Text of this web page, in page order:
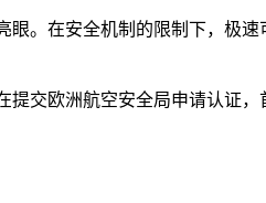
。在安全机制的限制下，极
交欧洲航空安全局申请认证，